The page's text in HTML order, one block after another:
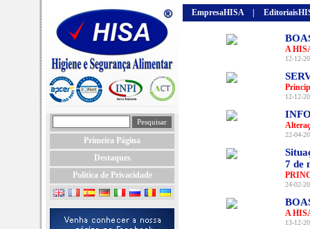
Primeira Página
Destaques
Política de Privacidade
EmpresaHISA
A
12-12-
12-12-
22-04-
7 de
24-02-
A
13-12-